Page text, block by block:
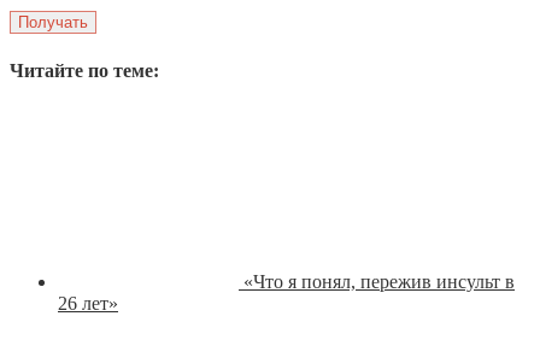
Читайте по теме:
«Что я понял, пережив инсульт в
26 лет»